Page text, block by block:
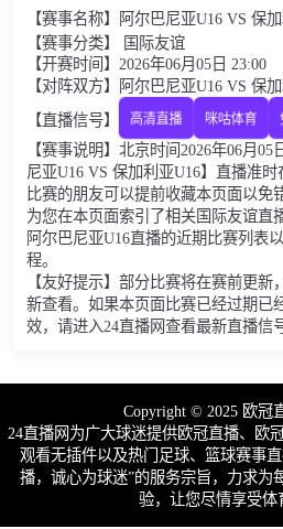
【赛事名称】阿尔巴尼亚U16 VS 保
【赛事分类】 国际友谊
【开赛时间】2026年06月05日 23:00
【对阵双方】阿尔巴尼亚U16 VS 保
【直播信号】
高清直播 咪咕体育
【赛事说明】北京时间2026年06月
尼亚U16 VS 保加利亚U16】直播准
比赛的朋友可以提前收藏本页面以免
为您在本页面索引了相关国际友谊直
阿尔巴尼亚U16直播的近期比赛列表
程。
【友好提示】部分比赛将在赛前更新
新查看。如果本页面比赛已经过期已
效，请进入24直播网查看最新直播信号
Copyright © 2025 欧冠
24直播网为广大球迷提供欧冠直播、欧
观看无插件以及热门足球、篮球赛事
播，诚心为球迷”的服务宗旨，力求为
验，让您尽情享受体